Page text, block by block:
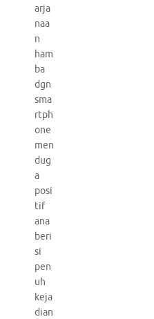
arja
naa
n
ham
ba
dgn
sma
rtph
one
men
dug
a
posi
tif
ana
beri
si
pen
uh
keja
dian